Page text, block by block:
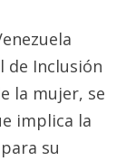
de Inclusión
la mujer, se
implica la
su